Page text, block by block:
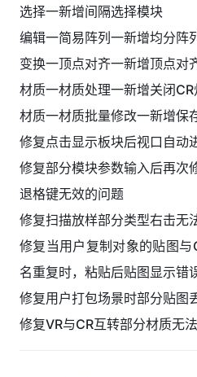
选择一新增间隔选择模块
编辑一简易阵列一新增均分阵
变换一顶点对齐一新增顶点对
材质一材质处理一新增关闭
材质一材质批量修改一新增保
修复点击显示板块后视口自动
修复部分模块参数输入后再次
退格键无效的问题
修复扫描放样部分类型右击无
修复当用户复制对象的贴图
名重复时，粘贴后贴图显示错
修复用户打包场景时部分贴图
修复VR与CR互转部分材质无